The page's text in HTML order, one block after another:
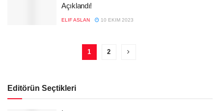
Açıklandı!
ELIF ASLAN 10 EKIM 2023
1 2
Editörün Seçtikleri